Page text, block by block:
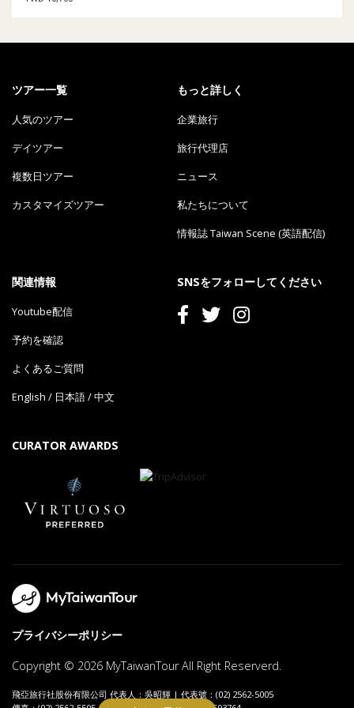
ツアー一覧
人気のツアー
デイツアー
複数日ツアー
カスタマイズツアー
もっと詳しく
企業旅行
旅行代理店
ニュース
私たちについて
情報誌 Taiwan Scene (英語配信)
関連情報
Youtube配信
予約を確認
よくあるご質問
English / 日本語/中文
SNSをフォローしてください
CURATOR AWARDS
プライバシーポリシー
Copyright © 2026 MyTaiwanTour All Right Reserverd.
飛亞旅行社股份有限公司 代表人：吳昭輝 | 代表號：(02) 2562-5005